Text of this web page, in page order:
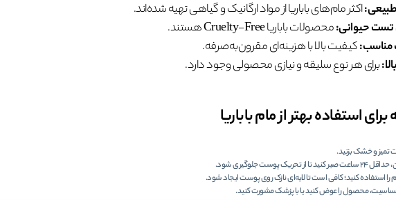
اکثر مام‌های باباریا از مواد ارگانیک و گیاهی تهیه شده‌اند.
تست حیوانی:محصولات باباریا Cruelty-Free هستند.
مناسب:کیفیت بالا با هزینه‌ای مقرون‌به‌صرفه.
برای هر نوع سلیقه و نیازی محصولی وجود دارد.
استفاده بهتر از مام باباریا
تمیز و خشک بزنید.
تحریک پوست جلوگیری شود.
را استفاده کنید؛ کافی است تا لایه‌ای نازک روی پوست ایجاد شود.
محصول را عوض کنید یا با پزشک مشورت کنید.